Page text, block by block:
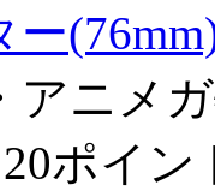
ー
アニメ
20ポイ